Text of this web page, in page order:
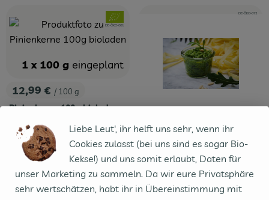
, Preis:
12,99 € / 100 g
Pinienkerne 100g bioladen
, Herkunft:
1 x 100 g eingeplant
, Verband:
, Kontrollstelle:
DE-ÖKO-001
, Preis:
1,00 €/ Stück
Rezeptkarte Rucola Pesto
1 Stückeingeplant
, Kontrollstelle:
DE-ÖKO-072
Liebe Leut', ihr helft uns sehr, wenn ihr
Cookies zulasst (bei uns sind es sogar Bio-
Kekse!) und uns somit erlaubt, Daten für
unser Marketing zu sammeln. Da wir eure Privatsphäre
sehr wertschätzen, habt ihr in Übereinstimmung mit